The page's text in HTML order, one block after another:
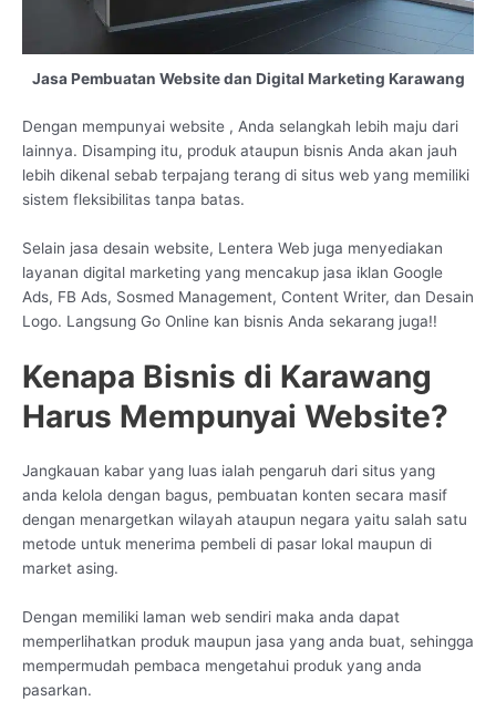
Jasa Pembuatan Website dan Digital Marketing Karawang
Dengan mempunyai website , Anda selangkah lebih maju dari
lainnya. Disamping itu, produk ataupun bisnis Anda akan jauh
lebih dikenal sebab terpajang terang di situs web yang memiliki
sistem fleksibilitas tanpa batas.
Selain jasa desain website, Lentera Web juga menyediakan
layanan digital marketing yang mencakup jasa iklan Google
Ads, FB Ads, Sosmed Management, Content Writer, dan Desain
Logo. Langsung Go Online kan bisnis Anda sekarang juga!!
Kenapa Bisnis di Karawang
Harus Mempunyai Website?
Jangkauan kabar yang luas ialah pengaruh dari situs yang
anda kelola dengan bagus, pembuatan konten secara masif
dengan menargetkan wilayah ataupun negara yaitu salah satu
metode untuk menerima pembeli di pasar lokal maupun di
market asing.
Dengan memiliki laman web sendiri maka anda dapat
memperlihatkan produk maupun jasa yang anda buat, sehingga
mempermudah pembaca mengetahui produk yang anda
pasarkan.